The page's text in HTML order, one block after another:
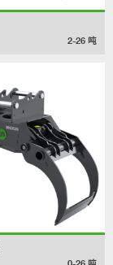
2-26 吨
0-26 吨